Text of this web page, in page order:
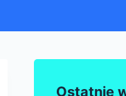
Ostatnie